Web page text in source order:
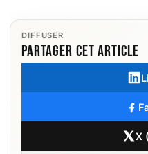
DIFFUSER
Partager cet article
X